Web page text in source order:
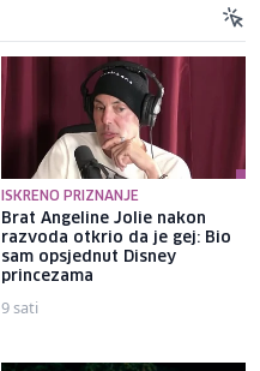
ISKRENO PRIZNANJE
Brat Angeline Jolie nakon
razvoda otkrio da je gej: Bio
sam opsjednut Disney
princezama
9 sati